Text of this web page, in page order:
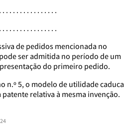
. . . . . . . . . . . . . . .
. . . . . . . . . . . . . . .
de pedidos mencionada no
ser admitida no período de um
do primeiro pedido.
n.º 5, o modelo de utilidade caduca
patente relativa à mesma invenção.